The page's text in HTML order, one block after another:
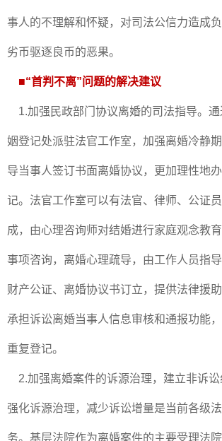
事人的不理解和怀疑，对司法公信力造成
劣币驱逐良币的恶果。
■“首判不离”问题的解决建议
1.加强民政部门协议离婚的司法指导。
姻登记处派驻法官工作室，加强离婚冷静
导当事人签订书面离婚协议，更加理性地
记。法官工作室可以有法官、律师、公证
成，由心理咨询师对结婚进行家庭观念教
事项咨询，离婚心理疏导，由工作人员指
财产公证、离婚协议书订立，提供法律援
承担诉讼离婚当事人信息审核和通报功能
重复登记。
2.加强离婚案件的诉源治理，建立非诉讼
强化诉源治理，减少诉讼增量是当前各级
务。基层法院作为离婚案件的主要受理法